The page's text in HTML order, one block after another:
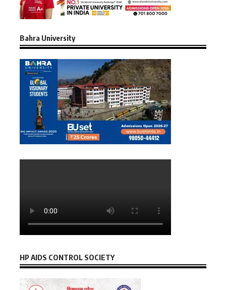
Bahra University
HP AIDS CONTROL SOCIETY